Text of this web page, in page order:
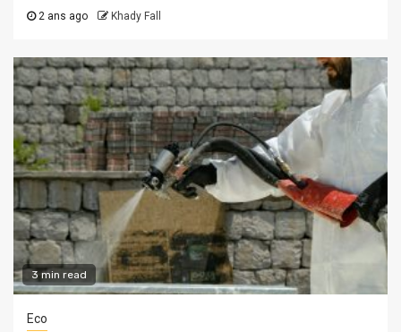
2 ans ago Khady Fall
3 min read
Eco